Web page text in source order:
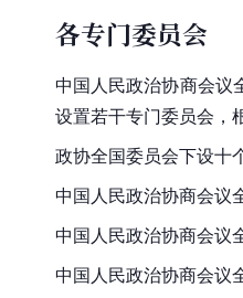
各专门委员会
中国人民政治协商会议
设置若干专门委员会，
政协全国委员会下设十
中国人民政治协商会议
中国人民政治协商会议
中国人民政治协商会议